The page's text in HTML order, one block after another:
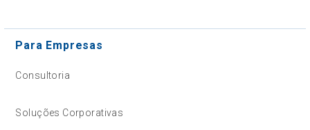
Para Empresas
Consultoria
Soluções Corporativas